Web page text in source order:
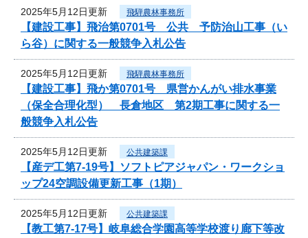
2025年5月12日更新 飛騨農林事務所
【建設工事】飛治第0701号 公共 予防治山工事（い
ら谷）に関する一般競争入札公告
2025年5月12日更新 飛騨農林事務所
【建設工事】飛か第0701号 県営かんがい排水事業
（保全合理化型） 長倉地区 第2期工事に関する一
般競争入札公告
2025年5月12日更新 公共建築課
【産デ工第7-19号】ソフトピアジャパン・ワークショ
ップ24空調設備更新工事（1期）
2025年5月12日更新 公共建築課
【教工第7-17号】岐阜総合学園高等学校渡り廊下等改